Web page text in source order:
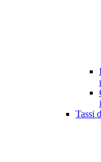
Tassi